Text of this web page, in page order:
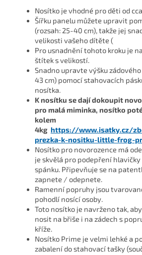
Nosítko je vhodné pro děti od
Šířku panelu můžete upravit
(rozsah: 25-40 cm), takže jej
velikosti vašeho dítěte (
Pro usnadnění tohoto kroku je
štítek s velikostí.
Snadno upravte výšku
43 cm) pomocí stahovacích
nosítka.
K nosítku se dají dokoupit
pro malá miminka, nosítko
kolem
4kg https://www.isatky.cz/
prezka-k-nositku-little-frog-
Nosítko pro novorozence má
je skvělá pro podepření
spánku. Připevňuje se na
zapnete / odepnete.
Ramenní popruhy jsou
pohodlí nosící osoby.
Toto nosítko je navrženo tak,
nosit na břiše i na zádech s
kříže.
Nosítko Prime je velmi lehké a
zabalení do stahovací tašky